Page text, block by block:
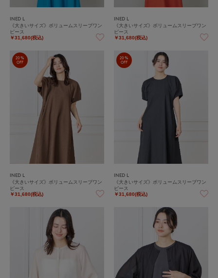
INED L
《大きいサイズ》ボリュームスリーブワン
ピース
￥31,680(税込)
INED L
《大きいサイズ》ボリュームスリーブワン
ピース
￥31,680(税込)
20%
OFF
INED L
《大きいサイズ》ボリュームスリーブワン
ピース
￥31,680(税込)
20%
OFF
INED L
《大きいサイズ》ボリュームスリーブワン
ピース
￥31,680(税込)